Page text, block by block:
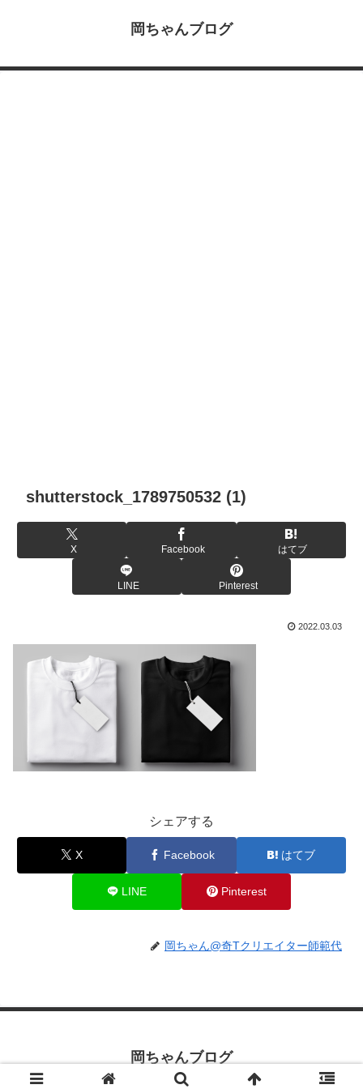
岡ちゃんブログ
shutterstock_1789750532 (1)
X Facebook はてブ
LINE Pinterest
2022.03.03
シェアする
X Facebook はてブ
LINE Pinterest
岡ちゃん@奇Tクリエイター師範代
岡ちゃんブログ
© 2019 岡ちゃんブログ.